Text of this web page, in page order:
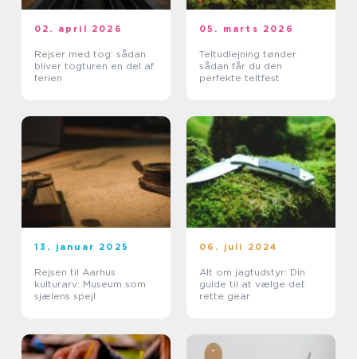
02. april 2026
Rejser med tog: sådan
bliver togturen en del af
ferien
05. marts 2026
Teltudlejning tønder
sådan får du den
perfekte teltfest
13. januar 2025
Rejsen til Aarhus
kulturarv: Museum som
sjælens spejl
06. juli 2024
Alt om jagtudstyr: Din
guide til at vælge det
rette gear